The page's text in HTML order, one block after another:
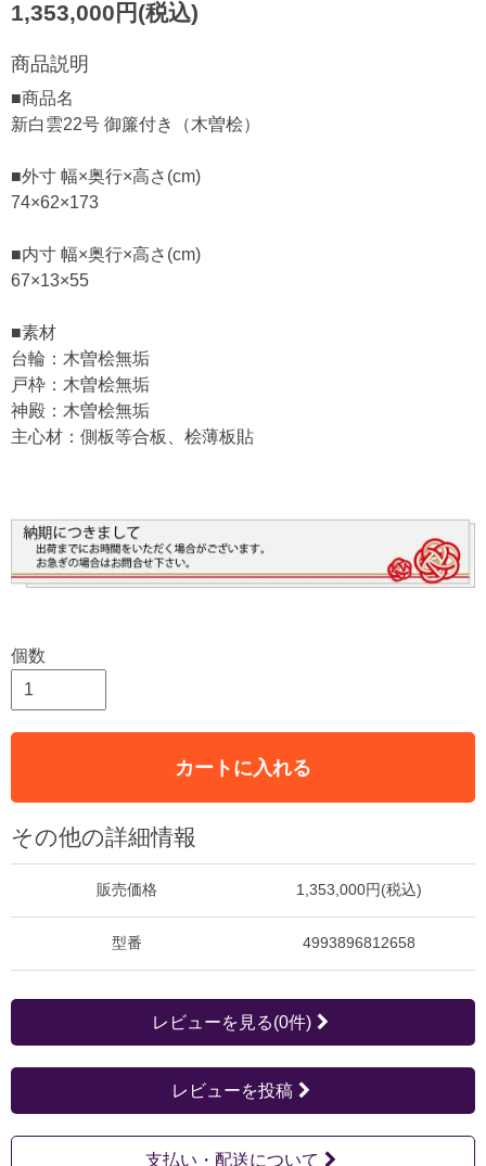
1,353,000円(税込)
商品説明
■商品名
新白雲22号 御簾付き（木曽桧）
■外寸 幅×奥行×高さ(cm)
74×62×173
■内寸 幅×奥行×高さ(cm)
67×13×55
■素材
台輪：木曽桧無垢
戸枠：木曽桧無垢
神殿：木曽桧無垢
主心材：側板等合板、桧薄板貼
個数
カートに入れる
その他の詳細情報
販売価格 1,353,000円(税込)
型番 4993896812658
レビューを見る(0件)
レビューを投稿